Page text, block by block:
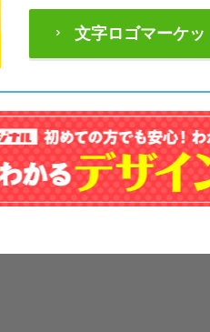
文字ロゴマーケ